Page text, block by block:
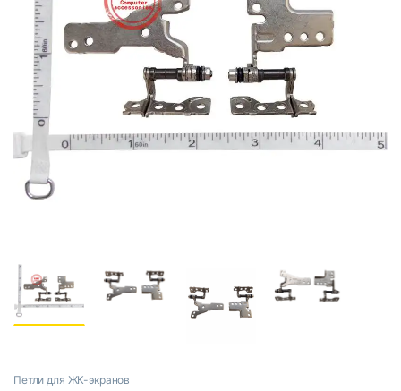
Петли для ЖК-экранов